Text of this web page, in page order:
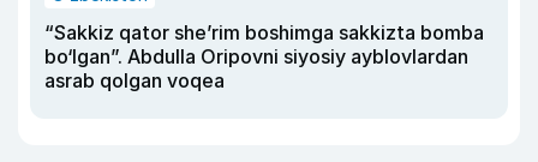
“Sakkiz qator she’rim boshimga sakkizta bomba
bo‘lgan”. Abdulla Oripovni siyosiy ayblovlardan
asrab qolgan voqea